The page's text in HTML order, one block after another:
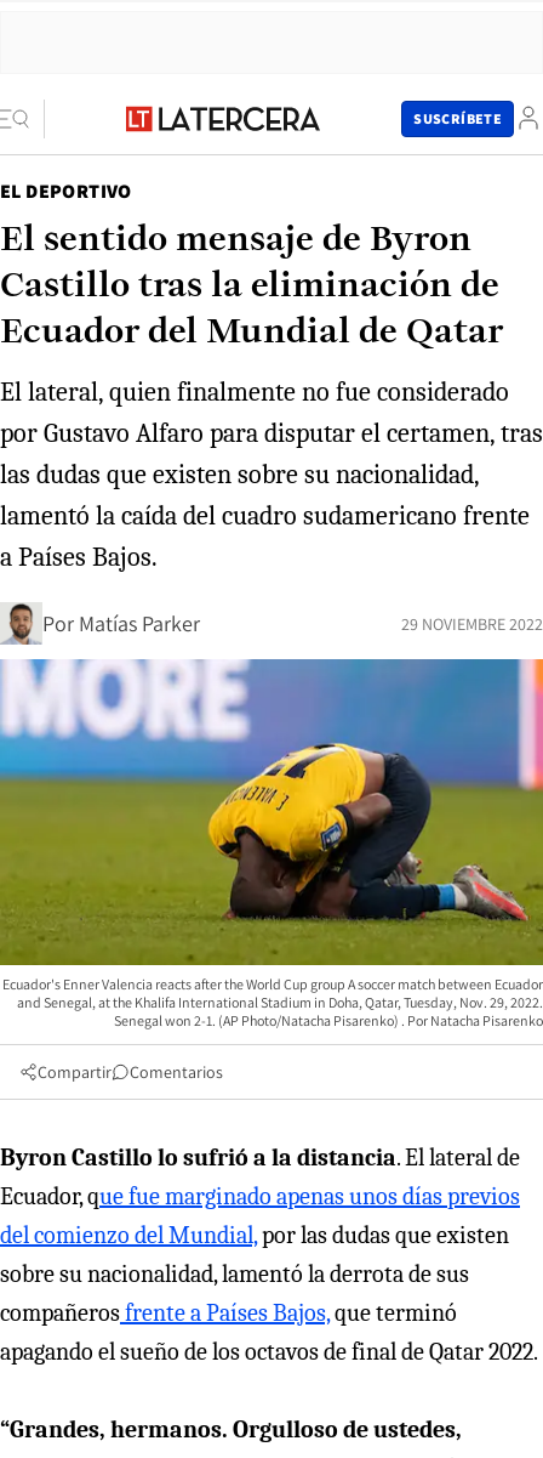
SUSCRÍBETE
EL DEPORTIVO
El sentido mensaje de Byron
Castillo tras la eliminación de
Ecuador del Mundial de Qatar
El lateral, quien finalmente no fue considerado
por Gustavo Alfaro para disputar el certamen, tras
las dudas que existen sobre su nacionalidad,
lamentó la caída del cuadro sudamericano frente
a Países Bajos.
Por Matías Parker 29 NOVIEMBRE 2022
Ecuador's Enner Valencia reacts after the World Cup group A soccer match between Ecuador
and Senegal, at the Khalifa International Stadium in Doha, Qatar, Tuesday, Nov. 29, 2022.
Senegal won 2-1. (AP Photo/Natacha Pisarenko)
Natacha Pisarenko
Compartir Comentarios
Byron Castillo lo sufrió a la distancia. El lateral de
Ecuador, que fue marginado apenas unos días previos
del comienzo del Mundial,por las dudas que existen
sobre su nacionalidad, lamentó la derrota de sus
compañerosfrente a Países Bajos,que terminó
apagando el sueño de los octavos de final de Qatar 2022.
“Grandes, hermanos. Orgulloso de ustedes,